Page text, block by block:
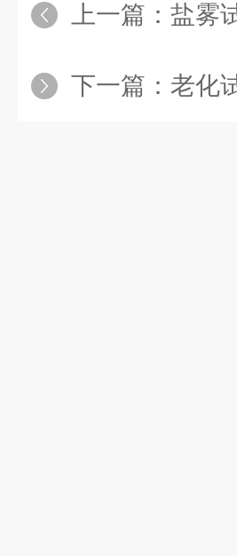
上一篇： 盐雾
下一篇： 老化